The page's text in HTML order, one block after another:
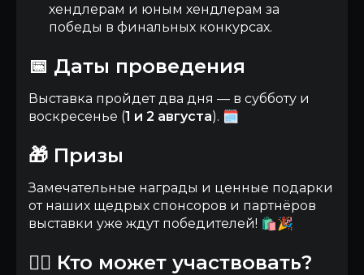
хендлерам и юным хендлерам за
победы в финальных конкурсах.
📅 Даты проведения
Выставка пройдет два дня — в субботу и
воскресенье (1 и 2 августа). 🗓️
🎁 Призы
Замечательные награды и ценные подарки
от наших щедрых спонсоров и партнёров
выставки уже ждут победителей! 🛍️🎉
🙋‍♂️ Кто может участвовать?